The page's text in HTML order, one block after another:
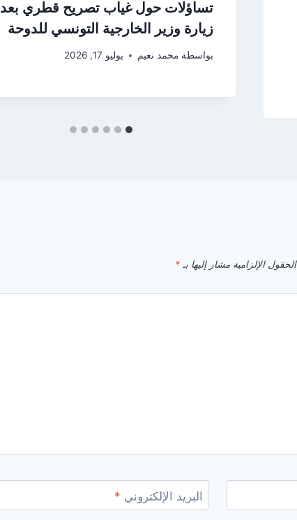
تساؤلات حول غياب تصريح قطري بعد
زيارة وزير الخارجية التونسي للدوحة
بواسطة محمد نعيم يوليو 17, 2026
الحقول الإلزامية مشار إليها بـ *
البريد الإلكتروني *